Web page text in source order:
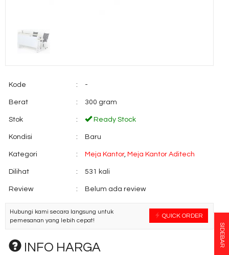
Kode : -
Berat : 300 gram
Stok : Ready Stock
Kondisi : Baru
Kategori : Meja Kantor, Meja Kantor Aditech
Dilihat : 531 kali
Review : Belum ada review
QUICK ORDER
Hubungi kami secara langsung untuk
pemesanan yang lebih cepat!
INFO HARGA SIDEBAR